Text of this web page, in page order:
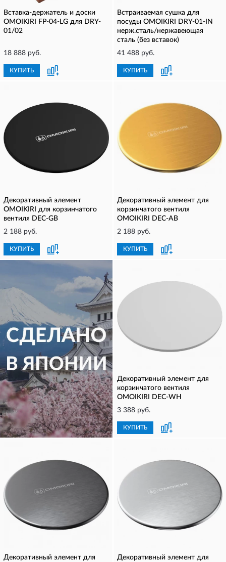
Вставка-держатель и доски
OMOIKIRI FP-04-LG для DRY-
01/02
18 888 руб.
КУПИТЬ
Встраиваемая сушка для
посуды OMOIKIRI DRY-01-IN
нерж.сталь/нержавеющая
сталь (без вставок)
41 488 руб.
КУПИТЬ
Декоративный элемент
OMOIKIRI для корзинчатого
вентиля DEC-GB
2 188 руб.
КУПИТЬ
Декоративный элемент для
корзинчатого вентиля
OMOIKIRI DEC-AB
2 188 руб.
КУПИТЬ
КУПИТЬ
Декоративный элемент для
корзинчатого вентиля
OMOIKIRI DEC-WH
3 388 руб.
КУПИТЬ
Декоративный элемент для Декоративный элемент для